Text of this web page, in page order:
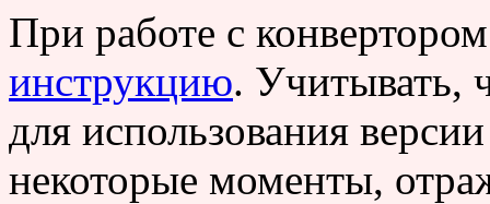
При работе с
инструкцию. Учитывать,
для использования
некоторые моменты,